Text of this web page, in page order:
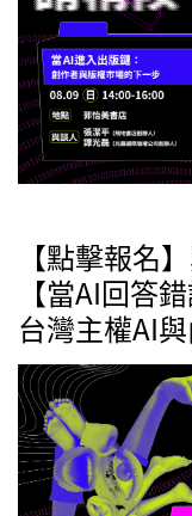
【點擊報名
【當AI回答
台灣主權AI